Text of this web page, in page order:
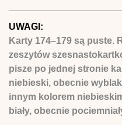
UWAGI:
Karty 174–179 są puste.
zeszytów
pisze po jednej stronie
niebieski, obecnie
innym kolorem
biały, obecnie